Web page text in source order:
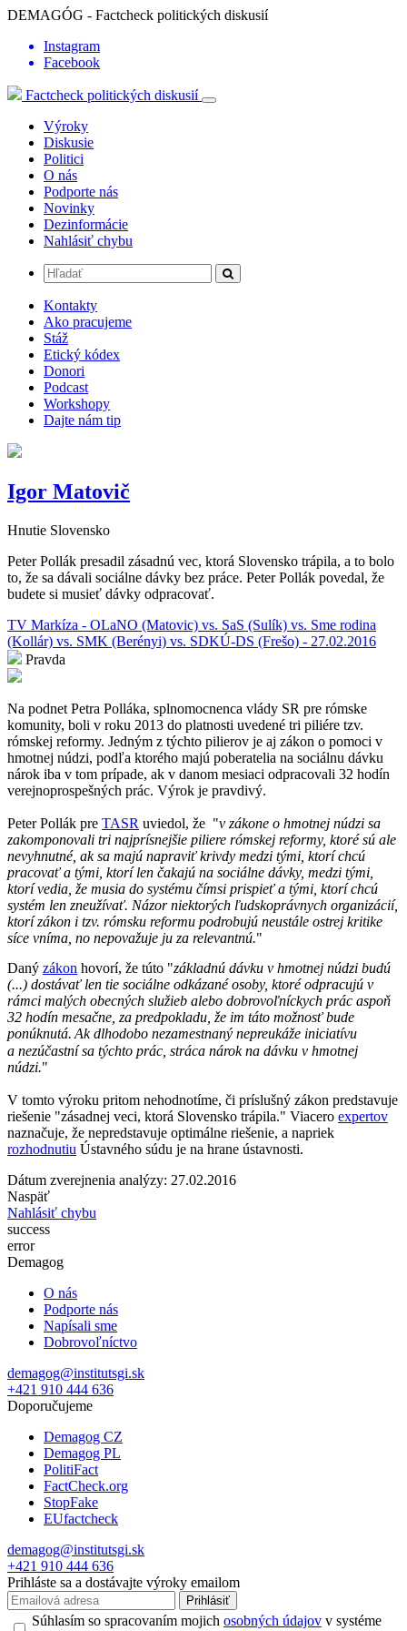
DEMAGÓG - Factcheck politických diskusií
Instagram
Facebook
Factcheck politických diskusií
Výroky
Diskusie
Politici
O nás
Podporte nás
Novinky
Dezinformácie
Nahlásiť chybu
Kontakty
Ako pracujeme
Stáž
Etický kódex
Donori
Podcast
Workshopy
Dajte nám tip
Igor Matovič
Hnutie Slovensko
Peter Pollák presadil zásadnú vec, ktorá Slovensko trápila, a to bolo
to, že sa dávali sociálne dávky bez práce. Peter Pollák povedal, že
budete si musieť dávky odpracovať.
TV Markíza - OLaNO (Matovic) vs. SaS (Sulík) vs. Sme rodina
(Kollár) vs. SMK (Berényi) vs. SDKÚ-DS (Frešo) - 27.02.2016
Pravda
Na podnet Petra Polláka, splnomocnenca vlády SR pre rómske
komunity, boli v roku 2013 do platnosti uvedené tri piliére tzv.
rómskej reformy. Jedným z týchto pilierov je aj zákon o pomoci v
hmotnej núdzi, podľa ktorého majú poberatelia na sociálnu dávku
nárok iba v tom prípade, ak v danom mesiaci odpracovali 32 hodín
verejnoprospešných prác. Výrok je pravdivý.
Peter Pollák pre TASR uviedol, že "v zákone o hmotnej núdzi sa
zakomponovali tri najprísnejšie piliere rómskej reformy, ktoré sú ale
nevyhnutné, ak sa majú napraviť krivdy medzi tými, ktorí chcú
pracovať a tými, ktorí len čakajú na sociálne dávky, medzi tými,
ktorí vedia, že musia do systému čímsi prispieť a tými, ktorí chcú
systém len zneužívať. Názor niektorých ľudskoprávnych organizácií,
ktorí zákon i tzv. rómsku reformu podrobujú neustále ostrej kritike
síce vníma, no nepovažuje ju za relevantnú."
Daný zákon hovorí, že túto "základnú dávku v hmotnej núdzi budú
(...) dostávať len tie sociálne odkázané osoby, ktoré odpracujú v
rámci malých obecných služieb alebo dobrovoľníckych prác aspoň
32 hodín mesačne, za predpokladu, že im táto možnosť bude
ponúknutá. Ak dlhodobo nezamestnaný nepreukáže iniciatívu
a nezúčastní sa týchto prác, stráca nárok na dávku v hmotnej
núdzi."
V tomto výroku pritom nehodnotíme, či príslušný zákon predstavuje
riešenie "zásadnej veci, ktorá Slovensko trápila." Viacero expertov
naznačuje, že nepredstavuje optimálne riešenie, a napriek
rozhodnutiu Ústavného súdu je na hrane ústavnosti.
Dátum zverejnenia analýzy: 27.02.2016
Naspäť
Nahlásiť chybu
success
error
Demagog
O nás
Podporte nás
Napísali sme
Dobrovoľníctvo
demagog@institutsgi.sk
+421 910 444 636
Doporučujeme
Demagog CZ
Demagog PL
PolitiFact
FactCheck.org
StopFake
EUfactcheck
demagog@institutsgi.sk
+421 910 444 636
Prihláste sa a dostávajte výroky emailom
Prihlásiť
Súhlasím so spracovaním mojich osobných údajov v systéme